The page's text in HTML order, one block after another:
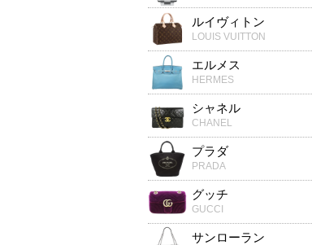
ルイヴィトン
LOUIS VUITTON
エルメス
HERMES
シャネル
CHANEL
プラダ
PRADA
グッチ
GUCCI
サンローラン